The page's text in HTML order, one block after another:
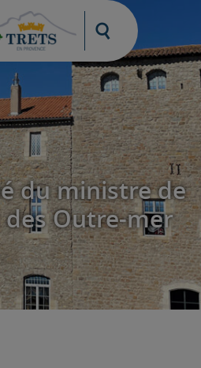
Moteur de
du ministre de
Outre-mer